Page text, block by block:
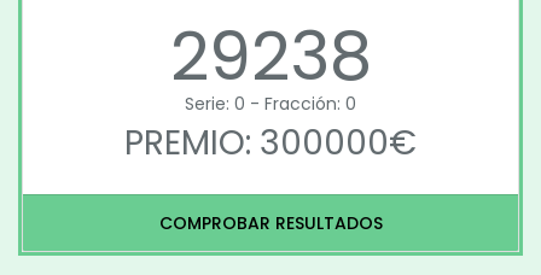
29238
Serie: 0 - Fracción: 0
PREMIO: 300000€
COMPROBAR RESULTADOS